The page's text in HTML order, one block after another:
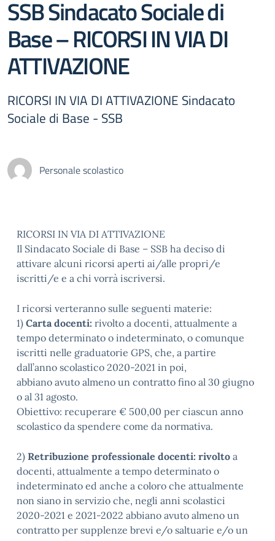
SSB Sindacato Sociale di
Base – RICORSI IN VIA DI
ATTIVAZIONE
RICORSI IN VIA DI ATTIVAZIONE Sindacato
Sociale di Base - SSB
Personale scolastico
RICORSI IN VIA DI ATTIVAZIONE
Il Sindacato Sociale di Base – SSB ha deciso di
attivare alcuni ricorsi aperti ai/alle propri/e
iscritti/e e a chi vorrà iscriversi.
I ricorsi verteranno sulle seguenti materie:
1) Carta docenti: rivolto a docenti, attualmente a
tempo determinato o indeterminato, o comunque
iscritti nelle graduatorie GPS, che, a partire
dall’anno scolastico 2020-2021 in poi,
abbiano avuto almeno un contratto fino al 30 giugno
o al 31 agosto.
Obiettivo: recuperare € 500,00 per ciascun anno
scolastico da spendere come da normativa.
2) Retribuzione professionale docenti: rivolto a
docenti, attualmente a tempo determinato o
indeterminato ed anche a coloro che attualmente
non siano in servizio che, negli anni scolastici
2020-2021 e 2021-2022 abbiano avuto almeno un
contratto per supplenze brevi e/o saltuarie e/o un